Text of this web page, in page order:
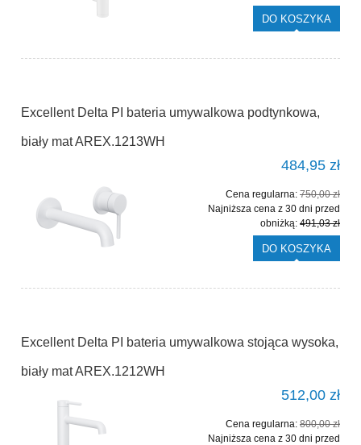
DO KOSZYKA
Excellent Delta PI bateria umywalkowa podtynkowa,
biały mat AREX.1213WH
484,95 zł
Cena regularna: 750,00 zł
Najniższa cena z 30 dni przed
obniżką: 491,03 zł
DO KOSZYKA
Excellent Delta PI bateria umywalkowa stojąca wysoka,
biały mat AREX.1212WH
512,00 zł
Cena regularna: 800,00 zł
Najniższa cena z 30 dni przed